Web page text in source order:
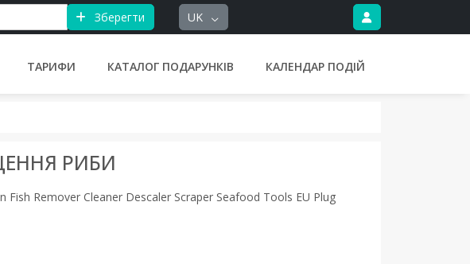
Зберегти UK
ТАРИФИ КАТАЛОГ ПОДАРУНКІВ КАЛЕНДАР ПОДІЙ
РИБИ
Fish Remover Cleaner Descaler Scraper Seafood Tools EU Plug